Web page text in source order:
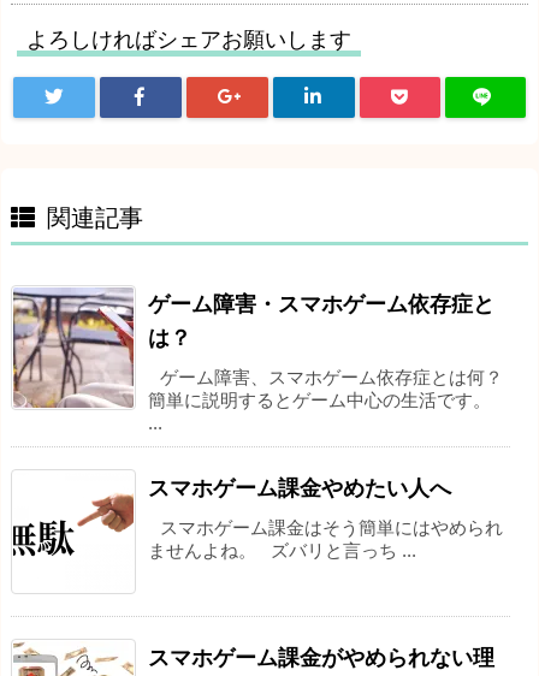
よろしければシェアお願いします
関連記事
ゲーム障害・スマホゲーム依存症と
は？
ゲーム障害、スマホゲーム依存症とは何？
簡単に説明するとゲーム中心の生活です。
...
スマホゲーム課金やめたい人へ
スマホゲーム課金はそう簡単にはやめられ
ませんよね。 ズバリと言っち ...
スマホゲーム課金がやめられない理